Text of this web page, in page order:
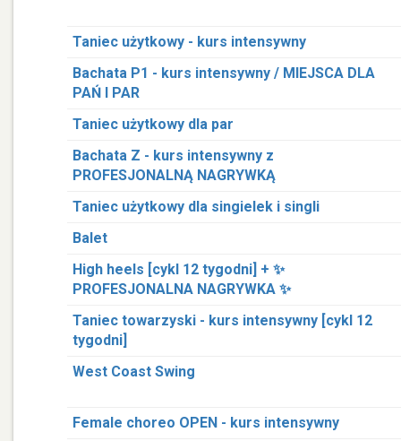
Taniec użytkowy - kurs intensywny
Bachata P1 - kurs intensywny / MIEJSCA DLA
PAŃ I PAR
Taniec użytkowy dla par
Bachata Z - kurs intensywny z
PROFESJONALNĄ NAGRYWKĄ
Taniec użytkowy dla singielek i singli
Balet
High heels [cykl 12 tygodni] + ✨
PROFESJONALNA NAGRYWKA ✨
Taniec towarzyski - kurs intensywny [cykl 12
tygodni]
West Coast Swing
Female choreo OPEN - kurs intensywny